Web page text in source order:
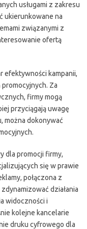
usługami z zakresu
ukierunkowane na
związanymi z
ofertą
efektywności kampanii,
promocyjnych. Za
firmy mogą
przyciągają uwagę
można dokonywać
dla promocji firmy,
się w prawie
połączona z
działania
widoczności i
kolejne kancelarie
druku cyfrowego dla